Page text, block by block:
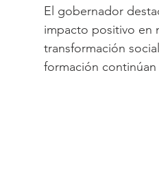
El gobernador
impacto positivo en
transformación
formación